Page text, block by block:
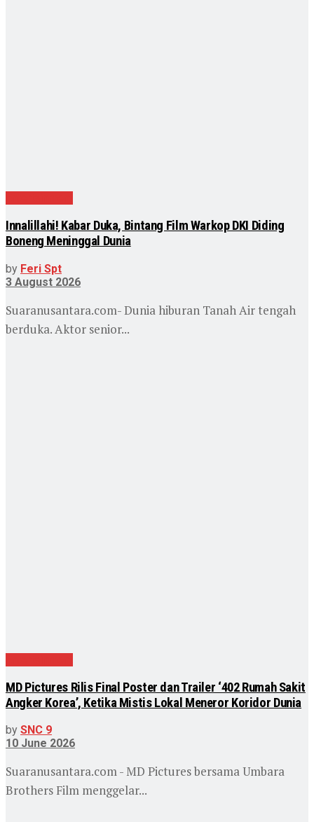
Innalillahi! Kabar Duka, Bintang Film Warkop DKI Diding
Boneng Meninggal Dunia
by Feri Spt
3 August 2026
Suaranusantara.com- Dunia hiburan Tanah Air tengah
berduka. Aktor senior...
MD Pictures Rilis Final Poster dan Trailer ‘402 Rumah Sakit
Angker Korea’, Ketika Mistis Lokal Meneror Koridor Dunia
by SNC 9
10 June 2026
Suaranusantara.com - MD Pictures bersama Umbara
Brothers Film menggelar...